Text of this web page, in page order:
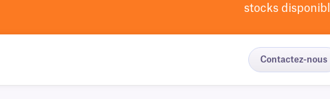
stocks
Contactez-nous